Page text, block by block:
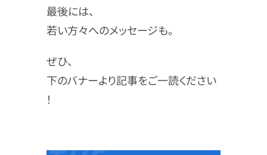
最後には、
若い方々へのメッセージも。
ぜひ、
下のバナーより記事をご一読ください
！